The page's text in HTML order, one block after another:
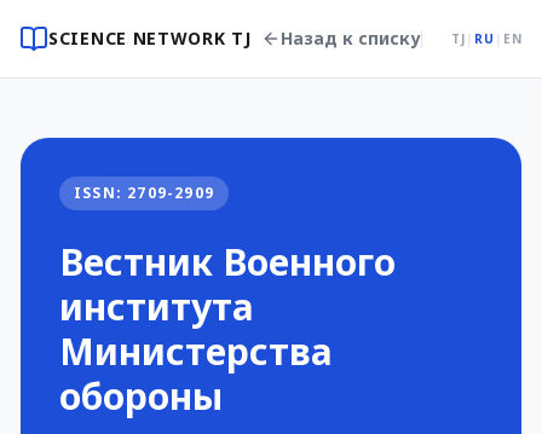
SCIENCE NETWORK TJ Назад к списку TJ | RU | EN
ISSN: 2709-2909
Вестник Военного
института
Министерства
обороны